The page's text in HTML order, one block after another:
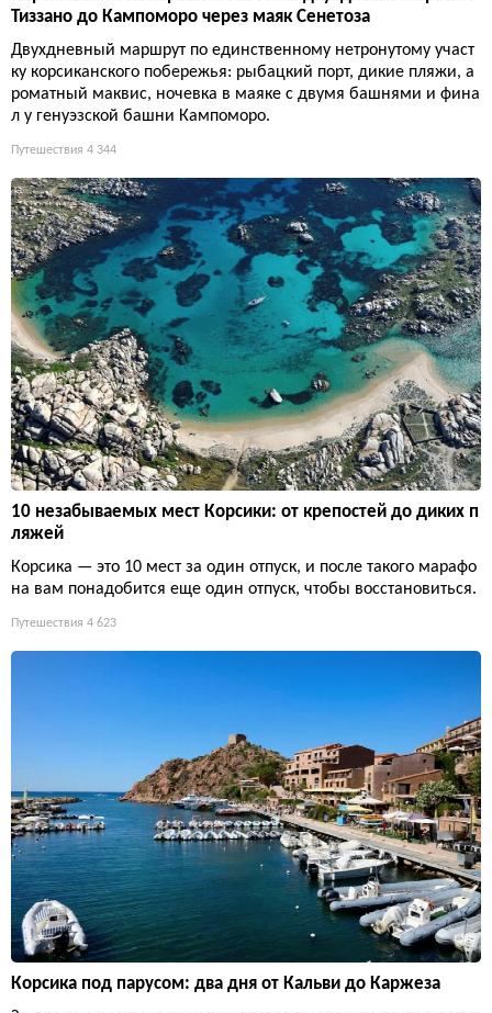
Тиззано до Кампоморо через маяк Сенетоза
Двухдневный маршрут по единственному нетронутому участ
ку корсиканского побережья: рыбацкий порт, дикие пляжи, а
роматный маквис, ночевка в маяке с двумя башнями и фина
л у генуэзской башни Кампоморо.
Путешествия 4 344
10 незабываемых мест Корсики: от крепостей до диких п
ляжей
Корсика — это 10 мест за один отпуск, и после такого марафо
на вам понадобится еще один отпуск, чтобы восстановиться.
Путешествия 4 623
Корсика под парусом: два дня от Кальви до Каржеза